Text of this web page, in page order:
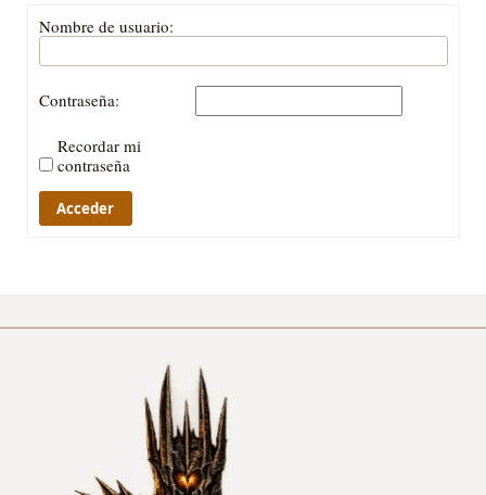
Nombre de usuario:
Contraseña:
Recordar mi
contraseña
Acceder